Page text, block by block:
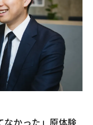
なかった」原体験